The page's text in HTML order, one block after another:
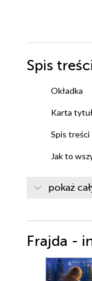
Spis
Okładka
Karta
Spis treści
Jak to
Strofa III:
Strofa IV:
Strofa V:
pokaż
Frajda -